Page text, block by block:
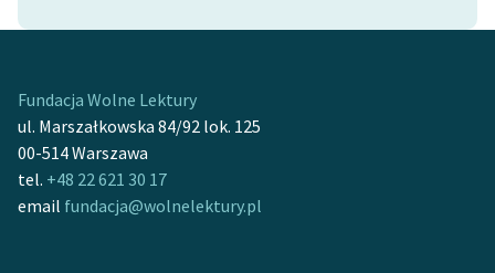
feministycznej
Kolekcje edukacyjne
twórców przechodzących
do domeny publicznej,
lektur szkolnych oraz
Fundacja Wolne Lektury
ul. Marszałkowska 84/92 lok. 125
00-514 Warszawa
tel. +48 22 621 30 17
email fundacja@wolnelektury.pl